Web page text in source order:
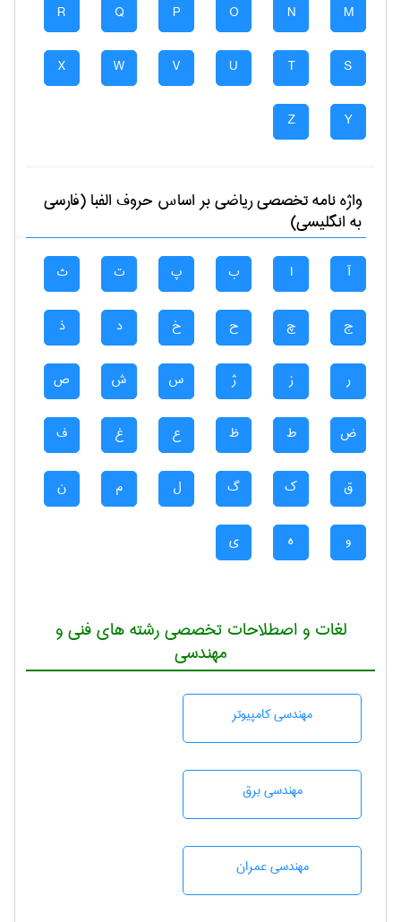
M
N
O
P
Q
R
S
T
U
V
W
X
Y
Z
واژه نامه تخصصیرياضیبر اساس حروف الفبا (فارسی
به انگلیسی)
آ ا ب پ ت ث
ج چ ح خ د ذ
ر ز ژ س ش ص
ض ط ظ ع غ ف
ق ک گ ل م ن
و ه ی
لغات و اصطلاحات تخصصی رشته های فنی و
مهندسی
مهندسی كامپيوتر
مهندسی برق
مهندسی عمران